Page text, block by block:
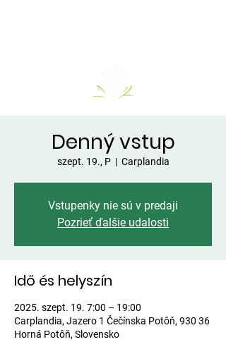
Denný vstup
szept. 19., P
  |
Carplandia
Vstupenky nie sú v predaji
Pozrieť ďalšie udalosti
Idő és helyszín
2025. szept. 19. 7:00 – 19:00
Carplandia, Jazero 1 Čečínska Potôň, 930 36
Horná Potôň, Slovensko